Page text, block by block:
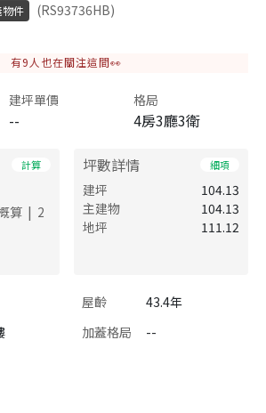
物件
(RS93736HB)
有9 人也在關注這間👀
建坪單價
--
格局
4房3廳3衛
計算
算 | 2
坪數詳情 細項
建坪
104.13
主建物
104.13
地坪
111.12
屋齡
43.4年
加蓋格局
--